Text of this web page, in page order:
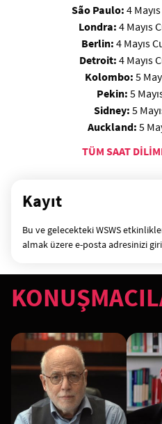
São Paulo: 4
Londra: 4 Mayıs
Berlin: 4 Mayıs
Detroit: 4 Mayıs
Kolombo: 5
Pekin: 5
Sidney: 5
Auckland: 5
TÜM SAAT
Kayıt
Bu ve gelecekteki WSWS
almak üzere e-posta adresinizi